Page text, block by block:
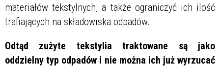
materiałów tekstylnych, a także ograniczyć ich ilość
trafiających na składowiska odpadów.
Odtąd zużyte tekstylia traktowane są jako
oddzielny typ odpadów i nie można ich już wyrzucać